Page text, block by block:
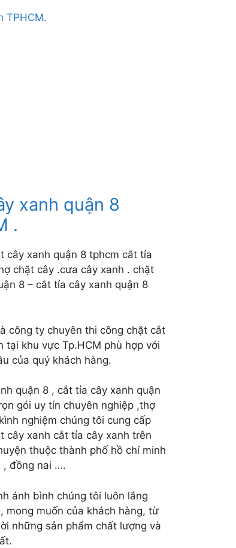
TPHCM.
xanh quận 8
.
cây xanh quận 8 tphcm căt tỉa
chặt cây .cưa cây xanh . chặt
8 – cắt tỉa cây xanh quận 8
công ty chuyên thi công chặt cắt
tại khu vực Tp.HCM phù hợp với
của quý khách hàng.
quận 8 , cắt tỉa cây xanh quận
gói uy tín chuyên nghiệp ,thợ
nghiệm chúng tôi cung cấp
cây xanh cắt tỉa cây xanh trên
thuộc thành phố hồ chí minh
, đồng nai ….
ánh bình chúng tôi luôn lắng
mong muốn của khách hàng, từ
những sản phẩm chất lượng và